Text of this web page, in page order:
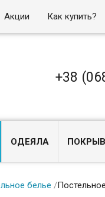
Акции Как купить?
+38
ОДЕЯЛА
белье /